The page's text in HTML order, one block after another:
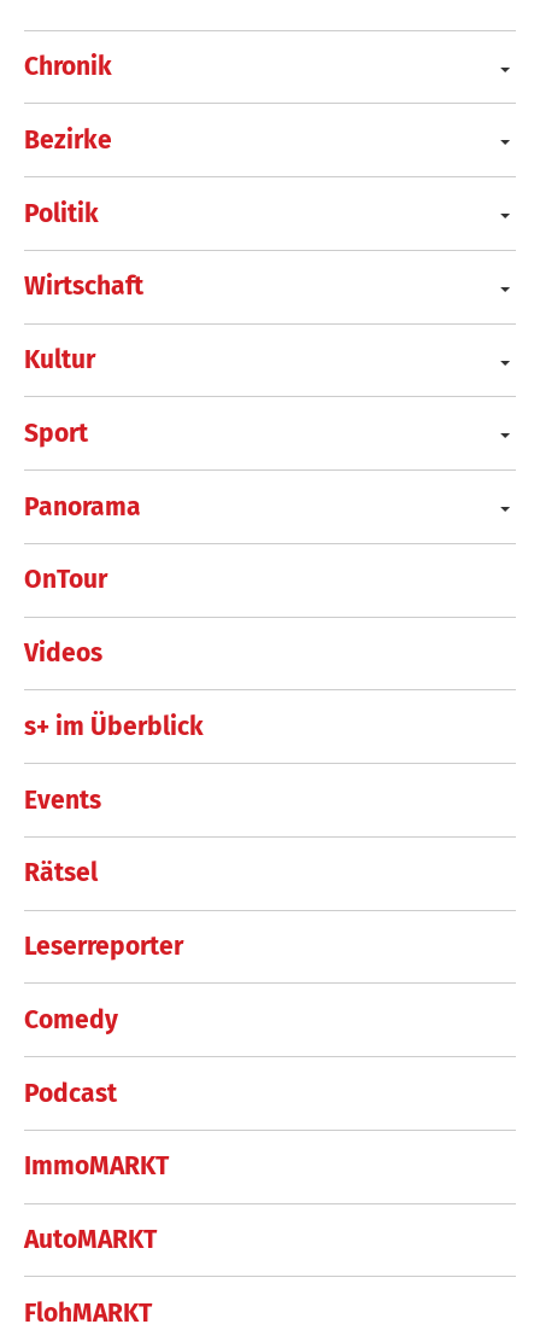
Chronik
Bezirke
Politik
Wirtschaft
Kultur
Sport
Panorama
OnTour
Videos
s+ im Überblick
Events
Rätsel
Leserreporter
Comedy
Podcast
ImmoMARKT
AutoMARKT
FlohMARKT